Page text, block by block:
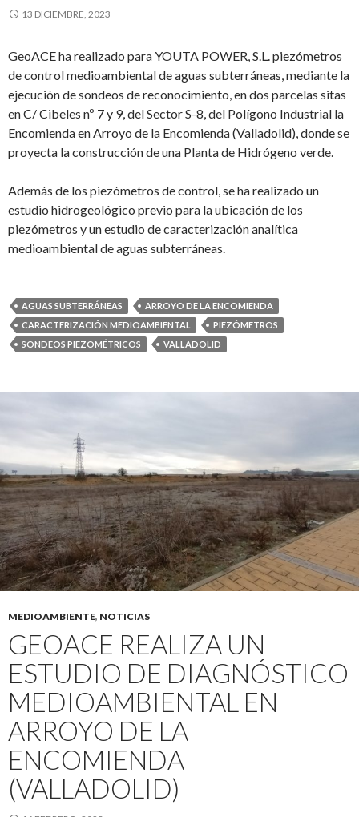
13 DICIEMBRE, 2023
GeoACE ha realizado para YOUTA POWER, S.L. piezómetros
de control medioambiental de aguas subterráneas, mediante la
ejecución de sondeos de reconocimiento, en dos parcelas sitas
en C/ Cibeles nº 7 y 9, del Sector S-8, del Polígono Industrial la
Encomienda en Arroyo de la Encomienda (Valladolid), donde se
proyecta la construcción de una Planta de Hidrógeno verde.
Además de los piezómetros de control, se ha realizado un
estudio hidrogeológico previo para la ubicación de los
piezómetros y un estudio de caracterización analítica
medioambiental de aguas subterráneas.
AGUAS SUBTERRÁNEAS
ARROYO DE LA ENCOMIENDA
CARACTERIZACIÓN MEDIOAMBIENTAL
PIEZÓMETROS
SONDEOS PIEZOMÉTRICOS
VALLADOLID
MEDIOAMBIENTE, NOTICIAS
GEOACE REALIZA UN
ESTUDIO DE DIAGNÓSTICO
MEDIOAMBIENTAL EN
ARROYO DE LA
ENCOMIENDA
(VALLADOLID)